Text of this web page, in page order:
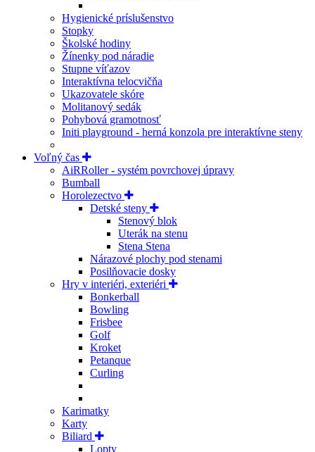
Hygienické príslušenstvo
Stopky
Školské hodiny
Žínenky pod náradie
Stupne víťazov
Interaktívna telocvičňa
Ukazovatele skóre
Molitanový sedák
Pohybová gramotnosť
Initi playground - herná konzola pre interaktívne steny
Voľný čas
AiRRoller - systém povrchovej úpravy
Bumball
Horolezectvo
Detské steny
Stenový blok
Uterák na stenu
Stena Stena
Nárazové plochy pod stenami
Posilňovacie dosky
Hry v interiéri, exteriéri
Bonkerball
Bowling
Frisbee
Golf
Kroket
Petanque
Curling
Karimatky
Karty
Biliard
Lopty